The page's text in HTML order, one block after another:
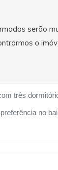
serão
o